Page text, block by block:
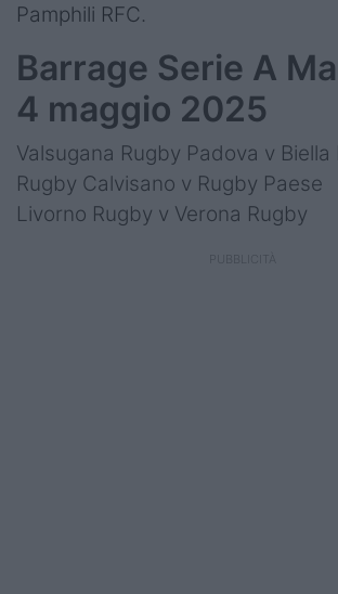
Pamphili RFC.
Barrage Serie A
4 maggio 2025
Valsugana Rugby Padova v Biella
Rugby Calvisano v Rugby Paese
Livorno Rugby v Verona Rugby